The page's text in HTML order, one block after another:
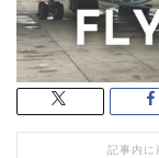
記事内に